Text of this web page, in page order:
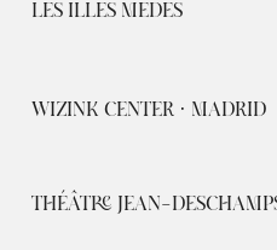
LES ILLES MEDES
WIZINK CENTER · MADRID
THÉÂTRE JEAN-